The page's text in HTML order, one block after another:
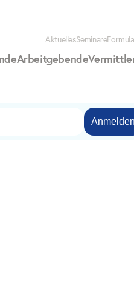
AktuellesSeminare
Arbeitgebende